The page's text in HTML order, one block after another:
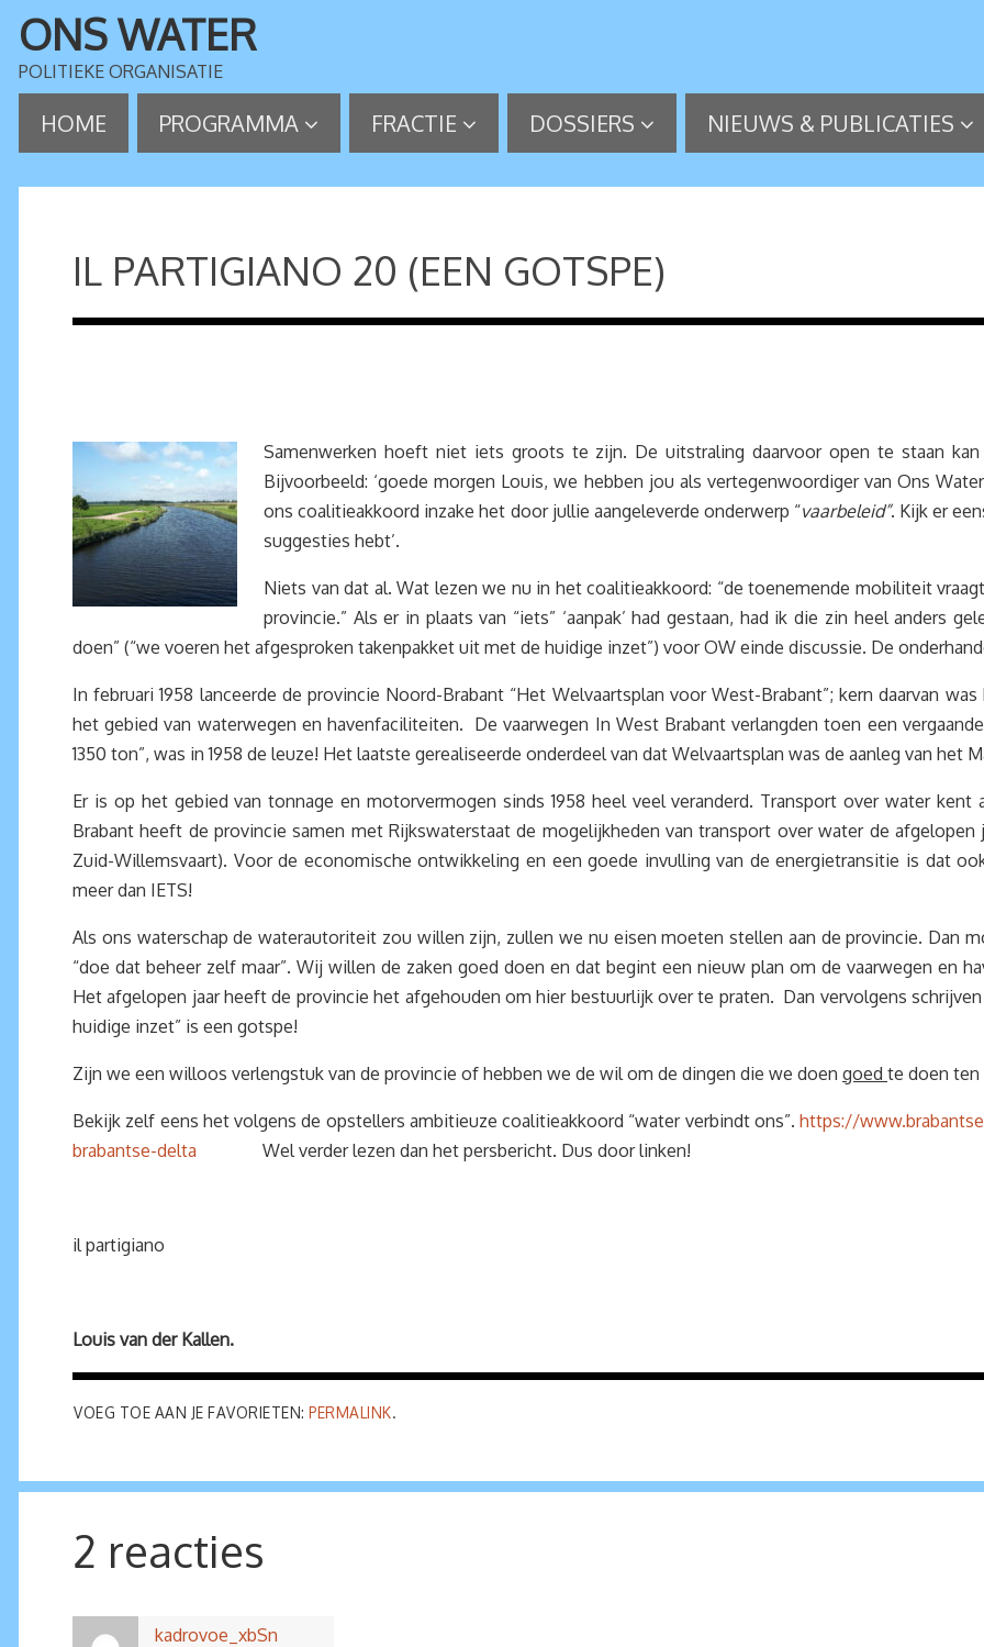
ONS WATER
POLITIEKE ORGANISATIE
HOME PROGRAMMA FRACTIE DOSSIERS NIEUWS & PUBLICATIES
IL PARTIGIANO 20 (EEN GOTSPE)
Samenwerken hoeft niet iets groots te zijn. De uitstraling daarvoor open te staan
Bijvoorbeeld: ‘goede morgen Louis, we hebben jou als vertegenwoordiger van Ons
ons coalitieakkoord inzake het door jullie aangeleverde onderwerp “vaarbeleid”. Kijk er
suggesties hebt’.
Niets van dat al. Wat lezen we nu in het coalitieakkoord: “de toenemende mobiliteit
provincie.” Als er in plaats van “iets” ‘aanpak’ had gestaan, had ik die zin heel anders
doen” (“we voeren het afgesproken takenpakket uit met de huidige inzet”) voor OW einde discussie. De
In februari 1958 lanceerde de provincie Noord-Brabant “Het Welvaartsplan voor West-Brabant”; kern daarvan
het gebied van waterwegen en havenfaciliteiten. De vaarwegen In West Brabant verlangden toen een
1350 ton”, was in 1958 de leuze! Het laatste gerealiseerde onderdeel van dat Welvaartsplan was de aanleg van het
Er is op het gebied van tonnage en motorvermogen sinds 1958 heel veel veranderd. Transport over water
Brabant heeft de provincie samen met Rijkswaterstaat de mogelijkheden van transport over water de afgelopen
Zuid-Willemsvaart). Voor de economische ontwikkeling en een goede invulling van de energietransitie is dat
meer dan IETS!
Als ons waterschap de waterautoriteit zou willen zijn, zullen we nu eisen moeten stellen aan de provincie. Dan
“doe dat beheer zelf maar”. Wij willen de zaken goed doen en dat begint een nieuw plan om de vaarwegen en
Het afgelopen jaar heeft de provincie het afgehouden om hier bestuurlijk over te praten. Dan vervolgens
huidige inzet” is een gotspe!
Zijn we een willoos verlengstuk van de provincie of hebben we de wil om de dingen die we doen goed te doen ten
Bekijk zelf eens het volgens de opstellers ambitieuze coalitieakkoord “water verbindt ons”. https://
brabantse-delta Wel verder lezen dan het persbericht. Dus door linken!
il partigiano
Louis van der Kallen.
VOEG TOE AAN JE FAVORIETEN: PERMALINK.
2 reacties
kadrovoe_xbSn